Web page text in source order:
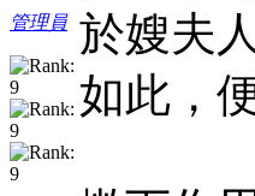
管理員 於嫂夫
如此，